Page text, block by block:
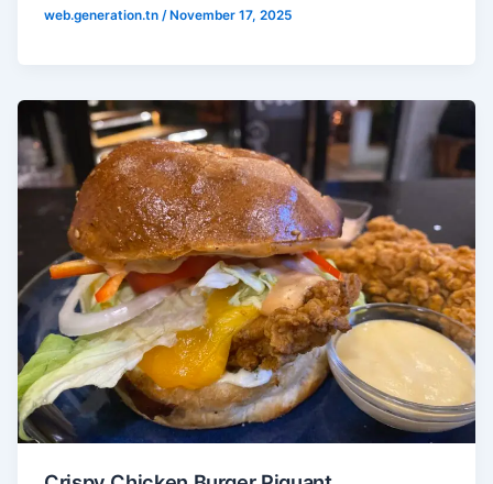
web.generation.tn /November 17, 2025